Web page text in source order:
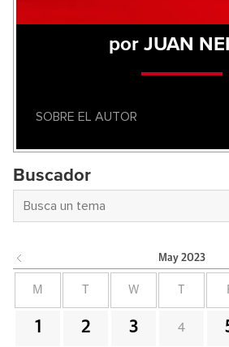
por JUAN
SOBRE EL AUTOR
Buscador
May 2023
M W
1 2 3 4